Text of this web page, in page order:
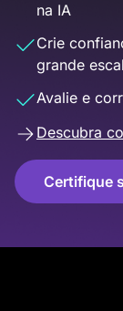
na IA
Crie
grande
Avalie e
Descubra
Certifique